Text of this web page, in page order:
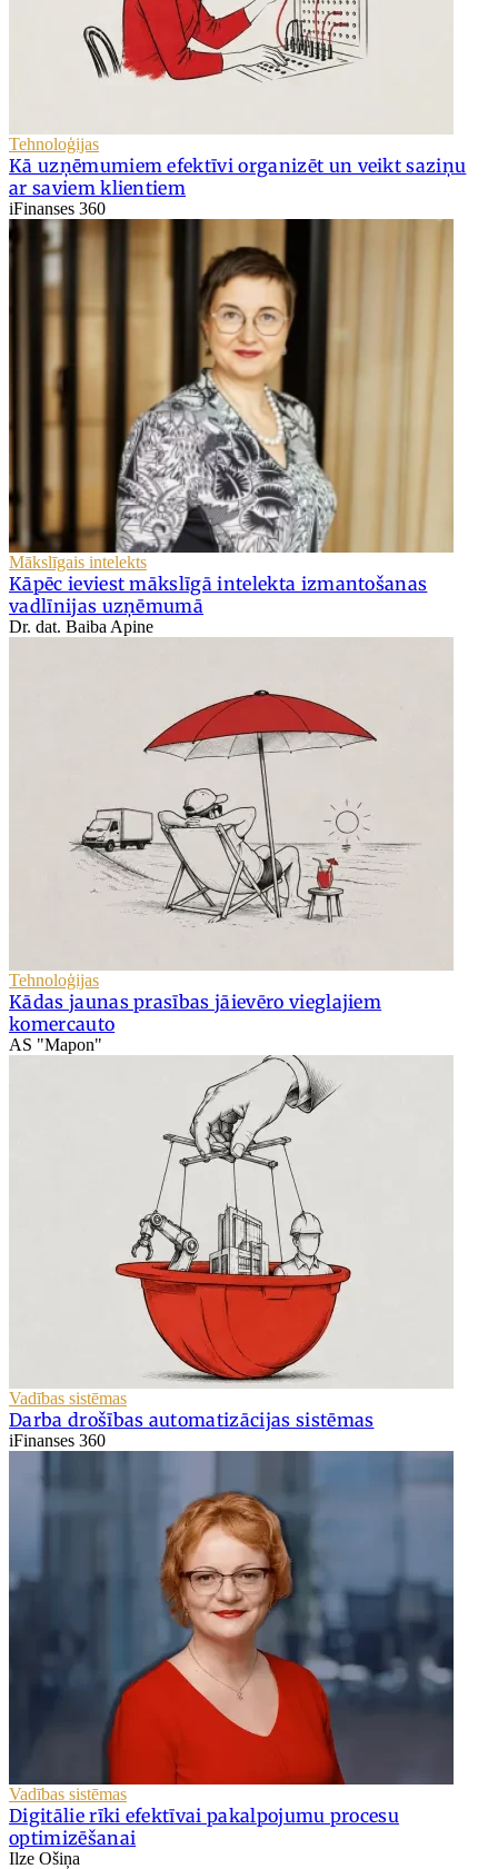
Tehnoloģijas
Kā uzņēmumiem efektīvi organizēt un veikt saziņu
ar saviem klientiem
iFinanses 360
Mākslīgais intelekts
Kāpēc ieviest mākslīgā intelekta izmantošanas
vadlīnijas uzņēmumā
Dr. dat. Baiba Apine
Tehnoloģijas
Kādas jaunas prasības jāievēro vieglajiem
komercauto
AS "Mapon"
Vadības sistēmas
Darba drošības automatizācijas sistēmas
iFinanses 360
Vadības sistēmas
Digitālie rīki efektīvai pakalpojumu procesu
optimizēšanai
Ilze Ošiņa